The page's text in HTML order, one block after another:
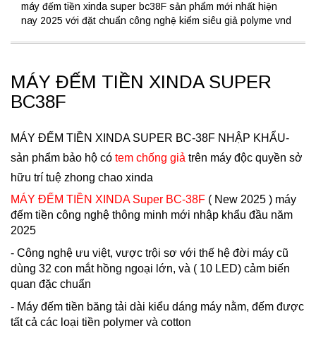
máy đếm tiền xinda super bc38F sản phẩm mới nhất hiện
nay 2025 với đặt chuẩn công nghệ kiểm siêu giả polyme vnd
MÁY ĐẾM TIỀN XINDA SUPER
BC38F
MÁY ĐẾM TIỀN XINDA SUPER BC-38F NHẬP KHẨU-
sản phẩm bảo hộ có tem chống giả trên máy độc quyền sở
hữu trí tuệ zhong chao xinda
MÁY ĐẾM TIỀN XINDA Super BC-38F ( New 2025 ) máy
đếm tiền công nghệ thông minh mới nhập khẩu đầu năm
2025
- Công nghệ ưu việt, vược trội sơ với thế hệ đời máy cũ
dùng 32 con mắt hồng ngoại lớn, và ( 10 LED) cảm biến
quan đặc chuẩn
- Máy đếm tiền băng tải dài kiểu dáng máy nằm, đếm được
tất cả các loại tiền polymer và cotton